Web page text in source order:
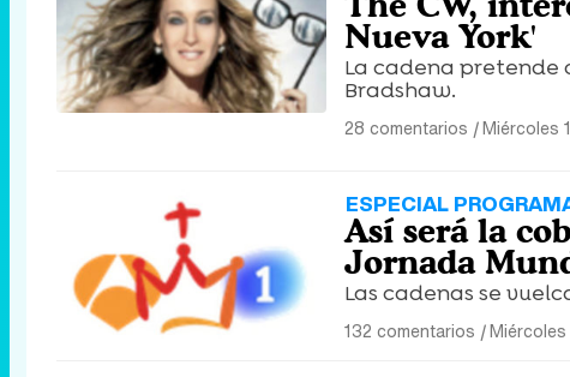
Nueva York'
La cadena pretende
Bradshaw.
28 comentarios |Miércoles
ESPECIAL
Así será la
Jornada
Las cadenas se
132 comentarios |Miércoles